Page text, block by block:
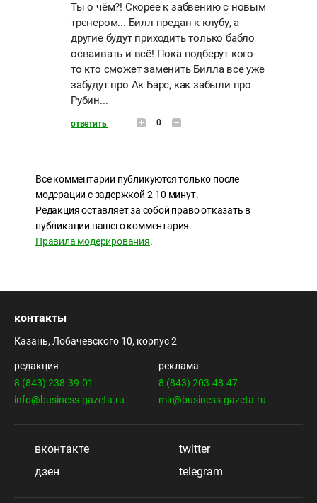
Ты о чём?! Скорее к забвению с новым
тренером... Билл предан к клубу, а
другие будут приходить только бабло
осваивать и всё! Пока подберут кого-
то кто сможет заменить Билла все уже
забудут про Ак Барс, как забыли про
Рубин...
ответить 0
Все комментарии публикуются только после
модерации с задержкой 2-10 минут.
Редакция оставляет за собой право отказать в
публикации вашего комментария.
Правила модерирования.
контакты
Казань, Лобачевского 10, корпус 2
редакция
8 (843) 238-39-01
info@business-gazeta.ru
реклама
8 (843) 203-48-47
mir@business-gazeta.ru
вконтакте
twitter
дзен
telegram